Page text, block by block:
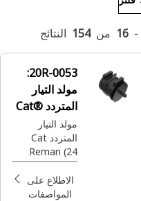
-
16 من 154 النتائج
20R-0053:
مولد التيار
المتردد Cat®
Reman
مولد التيار
المتردد Cat
Reman (24
فولت-150
أمبير)
الاطلاع على
المواصفات